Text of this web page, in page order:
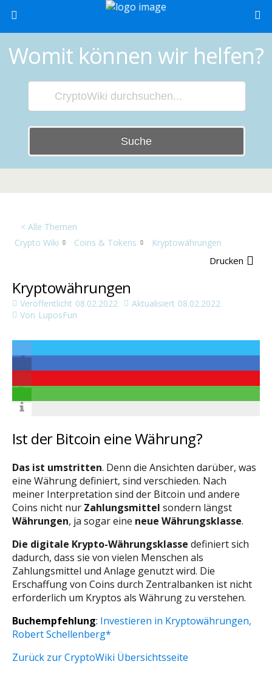
Womit können wir helfen?
Suche
< Alle Themen
Crypto Wiki
Coins & Tokens Kryptowährungen
Drucken
Kryptowährungen
Veröffentlicht 08.02.2022 Aktualisiert 08.02.2022
Von LuposFun
Ist der Bitcoin eine Währung?
Das ist umstritten. Denn die Ansichten darüber, was
eine Währung definiert, sind verschieden. Nach
meiner Interpretation sind der Bitcoin und andere
Coins nicht nur Zahlungsmittel sondern längst
Währungen, ja sogar eine neue Währungsklasse.
Die digitale Krypto-Währungsklasse definiert sich
dadurch, dass sie von vielen Menschen als
Zahlungsmittel und Anlage genutzt wird. Die
Erschaffung von Coins durch Zentralbanken ist nicht
erforderlich um Kryptos als Währung zu verstehen.
Buchempfehlung: Investieren in Kryptowährungen,
Robert Schellenberg*
Zurück zur CryptoWiki Übersichtsseite